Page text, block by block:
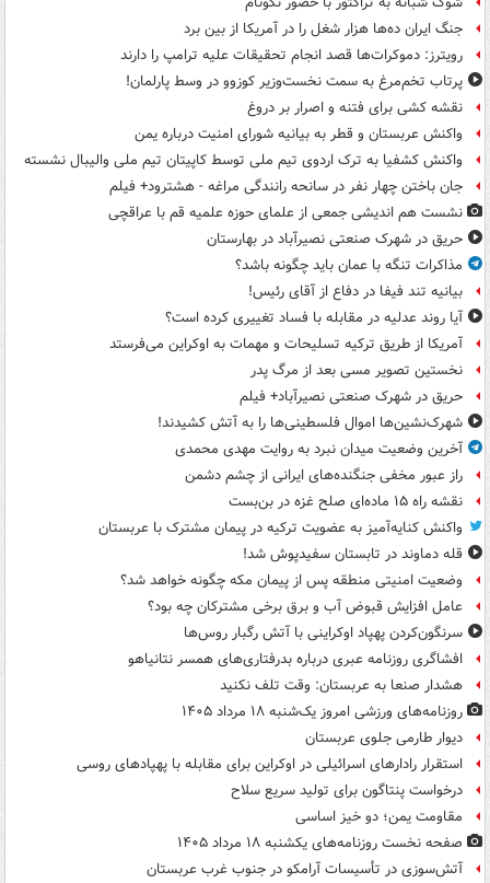
جنگ ایران ده‌ها هزار شغل را در آمریکا از بین برد
رویترز: دموکرات‌ها قصد انجام تحقیقات علیه ترامپ را دارند
پرتاب تخم‌مرغ به سمت نخست‌وزیر کوزوو در وسط پارلمان!
نقشه کشی برای فتنه و اصرار بر دروغ
واکنش عربستان و قطر به بیانیه شورای امنیت درباره یمن
واکنش کشفیا به ترک اردوی تیم ملی توسط کاپیتان تیم ملی والیبال نشسته
جان باختن چهار نفر در سانحه رانندگی مراغه - هشترود+ فیلم
نشست هم اندیشی جمعی از علمای حوزه علمیه قم با عراقچی
حریق در شهرک صنعتی نصیرآباد در بهارستان
مذاکرات تنگه با عمان باید چگونه باشد؟
بیانیه تند فیفا در دفاع از آقای رئیس!
آیا روند عدلیه در مقابله با فساد تغییری کرده است؟
آمریکا از طریق ترکیه تسلیحات و مهمات به اوکراین می‌فرستد
نخستین تصویر مسی بعد از مرگ پدر
حریق در شهرک صنعتی نصیرآباد+ فیلم
شهرک‌نشین‌ها اموال فلسطینی‌ها را به آتش کشیدند!
آخرین وضعیت میدان نبرد به روایت مهدی محمدی
راز عبور مخفی جنگنده‌های ایرانی از چشم دشمن
نقشه راه ۱۵ ماده‌ای صلح غزه در بن‌بست
واکنش کنایه‌آمیز به عضویت ترکیه در پیمان مشترک با عربستان
قله دماوند در تابستان سفیدپوش شد!
وضعیت امنیتی منطقه پس از پیمان مکه چگونه خواهد شد؟
عامل افزایش قبوض آب و برق برخی مشترکان چه بود؟
سرنگون‌کردن پهپاد اوکراینی با آتش رگبار روس‌ها
افشاگری روزنامه عبری درباره بدرفتاری‌های همسر نتانیاهو
هشدار صنعا به عربستان: وقت تلف نکنید
روزنامه‌های ورزشی امروز یک‌شنبه ۱۸ مرداد ۱۴۰۵
دیوار طارمی جلوی عربستان
استقرار رادارهای اسرائیلی در اوکراین برای مقابله با پهپادهای روسی
درخواست پنتاگون برای تولید سریع سلاح
مقاومت یمن؛ دو خیز اساسی
صفحه نخست روزنامه‌های یکشنبه ۱۸ مرداد ۱۴۰۵
آتش‌سوزی در تأسیسات آرامکو در جنوب غرب عربستان